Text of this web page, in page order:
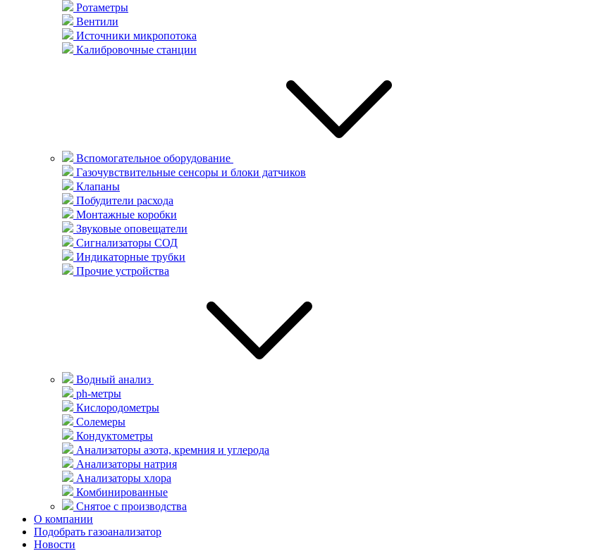
Ротаметры
Вентили
Источники микропотока
Калибровочные станции
Вспомогательное оборудование
Газочувствительные сенсоры и блоки датчиков
Клапаны
Побудители расхода
Монтажные коробки
Звуковые оповещатели
Сигнализаторы СОД
Индикаторные трубки
Прочие устройства
Водный анализ
ph-метры
Кислородометры
Солемеры
Кондуктометры
Анализаторы азота, кремния и углерода
Анализаторы натрия
Анализаторы хлора
Комбинированные
Снятое с производства
О компании
Подобрать газоанализатор
Новости